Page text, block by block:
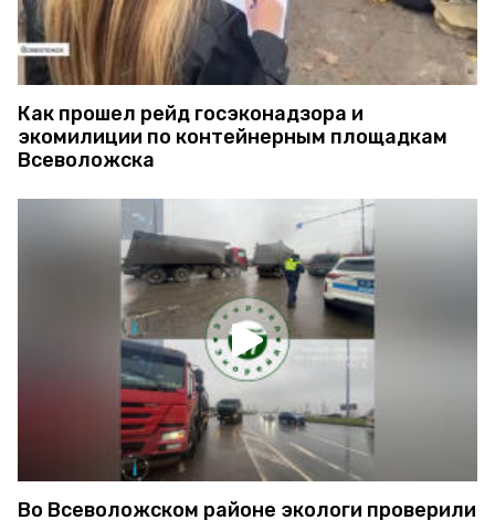
Как прошел рейд госэконадзора и
экомилиции по контейнерным площадкам
Всеволожска
Во Всеволожском районе экологи проверили